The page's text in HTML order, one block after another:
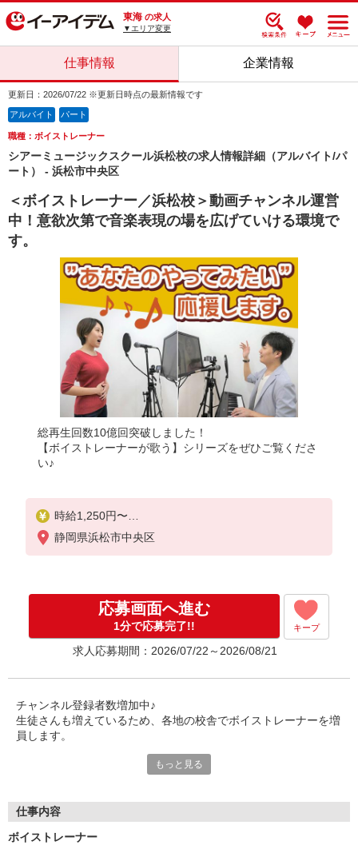
東海 の求人
▼エリア変更
仕事情報 企業情報
更新日：2026/07/22 ※更新日時点の最新情報です
アルバイト パート
職種：ボイストレーナー
シアーミュージックスクール浜松校の求人情報詳細（アルバイト/パ
ート） - 浜松市中央区
＜ボイストレーナー／浜松校＞動画チャンネル運営
中！意欲次第で音楽表現の場を広げていける環境で
す。
総再生回数10億回突破しました！
【ボイストレーナーが歌う】シリーズをぜひご覧くださ
い♪
時給1,250円〜
レッスン数に応じた完全歩合制
※参考までにご確認ください。
＝＝＝＝＝
◆平日の別のお仕事と両立するAさん：52,500円
平日2日夜間に4コマ（合計実働3時間）、
土日のどちらかだけ6コマ（合計実働4.5時間）で
◆土日のみ勤務するBさん：60,000円
1日8コマ（合計実働6時間）で週2日（月8日）勤務
した場合
＝＝＝＝＝
受け持ちの生徒数やレッスン数が増えてくるとさら
に稼ぐことも可能！
実際に高収入を実現している講師もいらっしゃいま
＝＝＝＝＝
静岡県浜松市中央区
応募画面へ進む
1分で応募完了!! キープ
求人応募期間：2026/07/22～2026/08/21
チャンネル登録者数増加中♪
生徒さんも増えているため、各地の校舎でボイストレーナーを増
員します。
◇◆“歌ってみた”動画で話題の音楽スクール◆◇
動画の参加メンバーは、教える立場である先生たちも含めて毎回
もっと見る
仕事内容
ボイストレーナー